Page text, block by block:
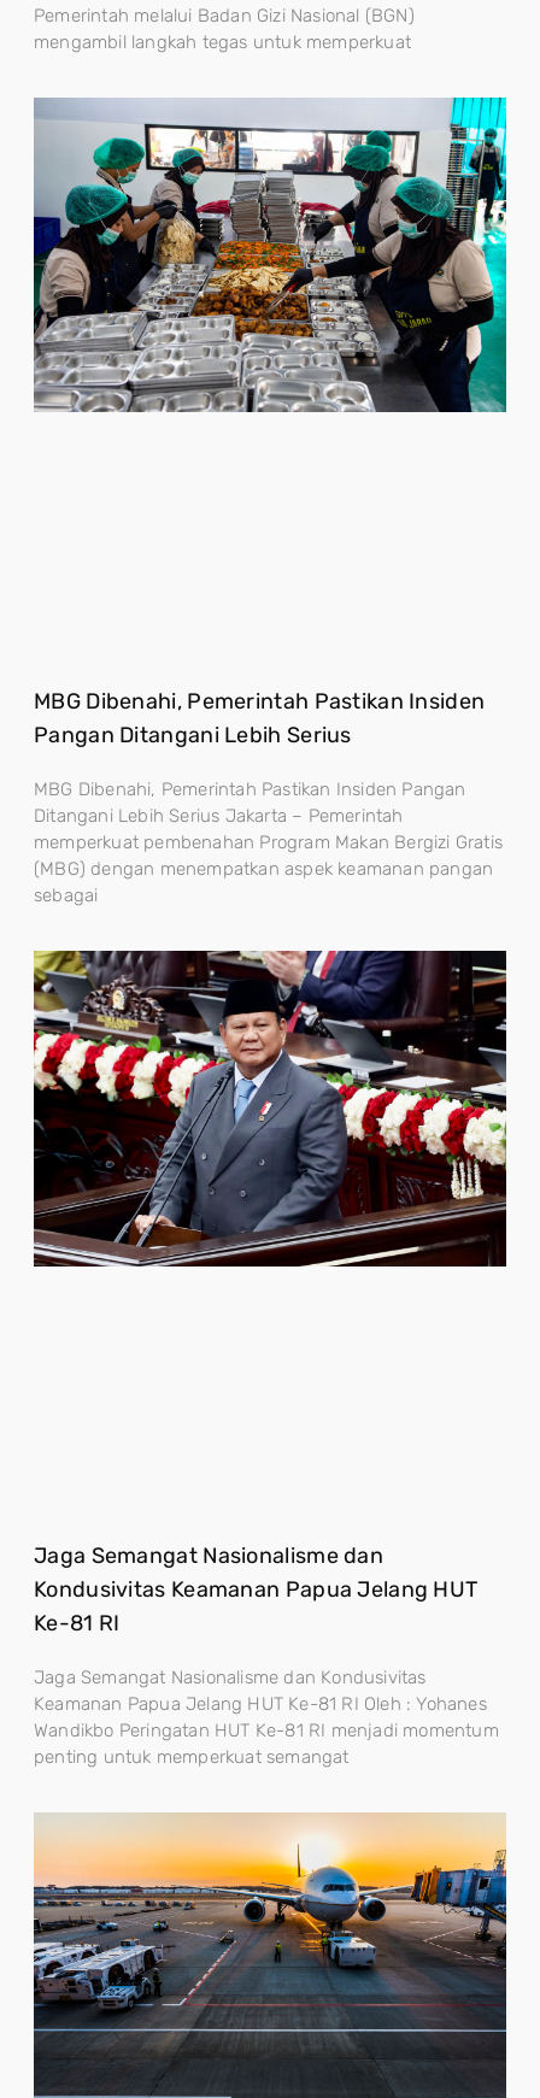
Pemerintah melalui Badan Gizi Nasional (BGN)
mengambil langkah tegas untuk memperkuat
MBG Dibenahi, Pemerintah Pastikan Insiden
Pangan Ditangani Lebih Serius
MBG Dibenahi, Pemerintah Pastikan Insiden Pangan
Ditangani Lebih Serius Jakarta – Pemerintah
memperkuat pembenahan Program Makan Bergizi Gratis
(MBG) dengan menempatkan aspek keamanan pangan
sebagai
Jaga Semangat Nasionalisme dan
Kondusivitas Keamanan Papua Jelang HUT
Ke-81 RI
Jaga Semangat Nasionalisme dan Kondusivitas
Keamanan Papua Jelang HUT Ke-81 RI Oleh : Yohanes
Wandikbo Peringatan HUT Ke-81 RI menjadi momentum
penting untuk memperkuat semangat